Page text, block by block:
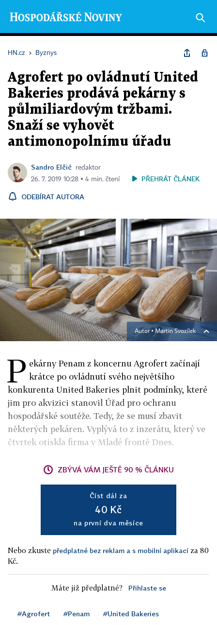
HN.cz › Byznys
Agrofert po ovládnutí United
Bakeries prodává pekárny s
půlmiliardovým tržbami.
Snaží se vyhovět
antimonopolnímu úřadu
Sandro Elčić
redaktor
26. 7. 2019 10:28 ▪ 4 min. čtení
PŘEHRÁT ČLÁNEK
ODEBÍRAT AUTORA
Autor ▪ Martin Svozílek
P ekárny Penam z koncernu Agrofert začínají
krátce po ovládnutí svého největšího
konkurenta United Bakeries plnit podmínky, které
jim pro akvizici stanovil Úřad pro ochranu
hospodářské soutěže. Tedy, že se musí zbavit
některých pekáren. Vyplývá to z inzerátu, který ve
čtvrtek otiskla firma v Mladé frontě Dnes.
ZBÝVÁ VÁM JEŠTĚ 90 % ČLÁNKU
Číst dál za
40 Kč
na první dva měsíce
Nebo zkuste předplatné bez reklam a s mobilní aplikací za 80
Kč.
Máte již předplatné? Přihlaste se
#Agrofert #Penam #United Bakeries